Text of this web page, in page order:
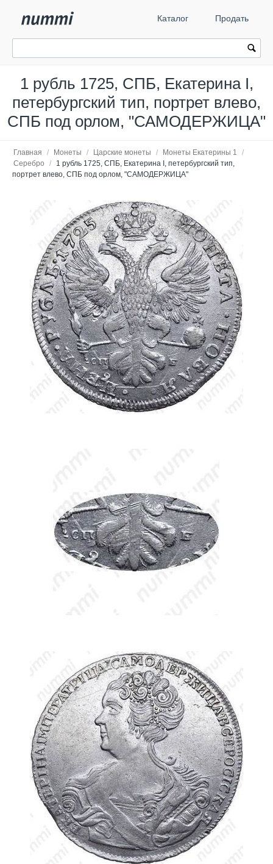
Каталог Продать
1 рубль 1725, СПБ, Екатерина I,
петербургский тип, портрет влево,
СПБ под орлом, "САМОДЕРЖИЦА"
Главная / Монеты / Царские монеты / Монеты Екатерины 1
/
Серебро
/
1 рубль 1725, СПБ, Екатерина I, петербургский тип,
портрет влево, СПБ под орлом, "САМОДЕРЖИЦА"